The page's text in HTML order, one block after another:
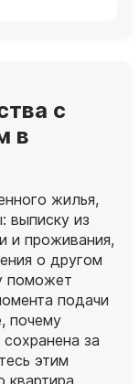
с
в
жилья,
выписку из
и проживания,
о другом
поможет
подачи
почему
за
этим